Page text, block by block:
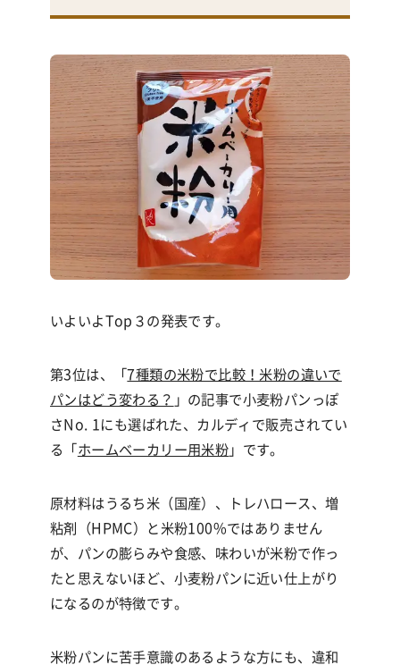
いよいよTop３の発表です。
第3位は、「7種類の米粉で比較！米粉の違いで
パンはどう変わる？ 」の記事で小麦粉パンっぽ
さ No. 1 にも選ばれた、カルディで販売されてい
る「 ホームベーカリー用米粉 」です。
原材料はうるち米（国産）、トレハロース、増
粘剤（ HPMC）と 米粉100%ではありません
が、パンの膨らみや食感、味わいが米粉で作っ
たと思えないほど、小麦粉パンに近い仕上がり
になるのが特徴です。
米粉パンに苦手意識のあるような方にも、違和